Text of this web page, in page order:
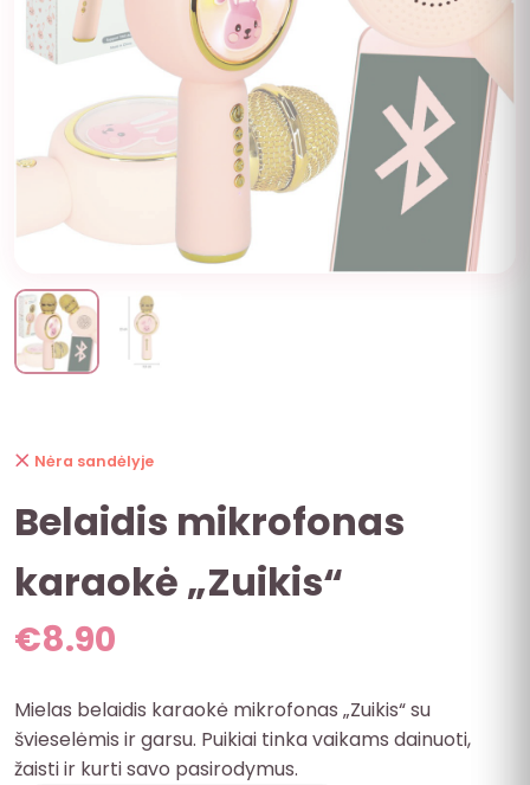
Nėra sandėlyje
Belaidis mikrofonas
karaokė „Zuikis“
€8.90
Mielas belaidis karaokė mikrofonas „Zuikis“ su
švieselėmis ir garsu. Puikiai tinka vaikams dainuoti,
žaisti ir kurti savo pasirodymus.